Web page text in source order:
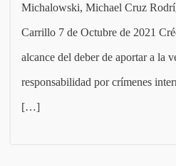
Michalowski, Michael Cruz
Carrillo 7 de Octubre de 2021
alcance del deber de aportar a la
responsabilidad por crímenes
[…]